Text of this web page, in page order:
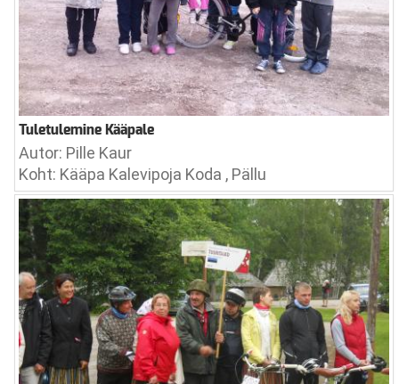
Tuletulemine Kääpale
Autor: Pille Kaur
Koht: Kääpa Kalevipoja Koda , Pällu